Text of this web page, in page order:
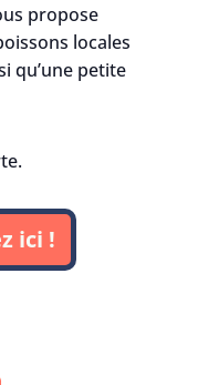
propose
locales
qu’une petite
ici !